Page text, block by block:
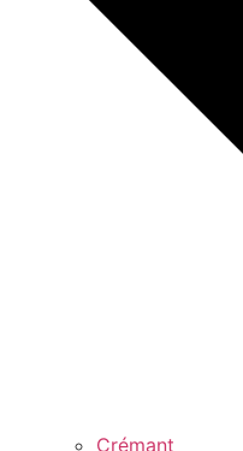
Crémant